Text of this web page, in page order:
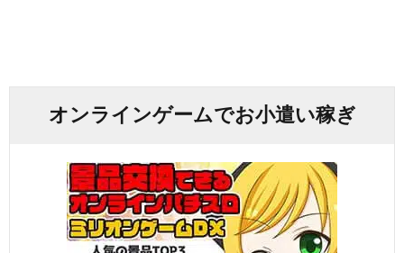
オンラインゲームでお小遣い稼ぎ